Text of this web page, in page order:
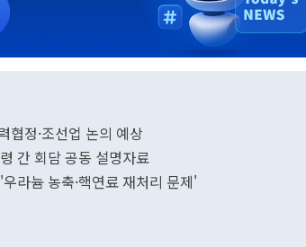
정·조선업 논의 예상
간 회담 공동 설명자료
라늄 농축·핵연료 재처리 문제'